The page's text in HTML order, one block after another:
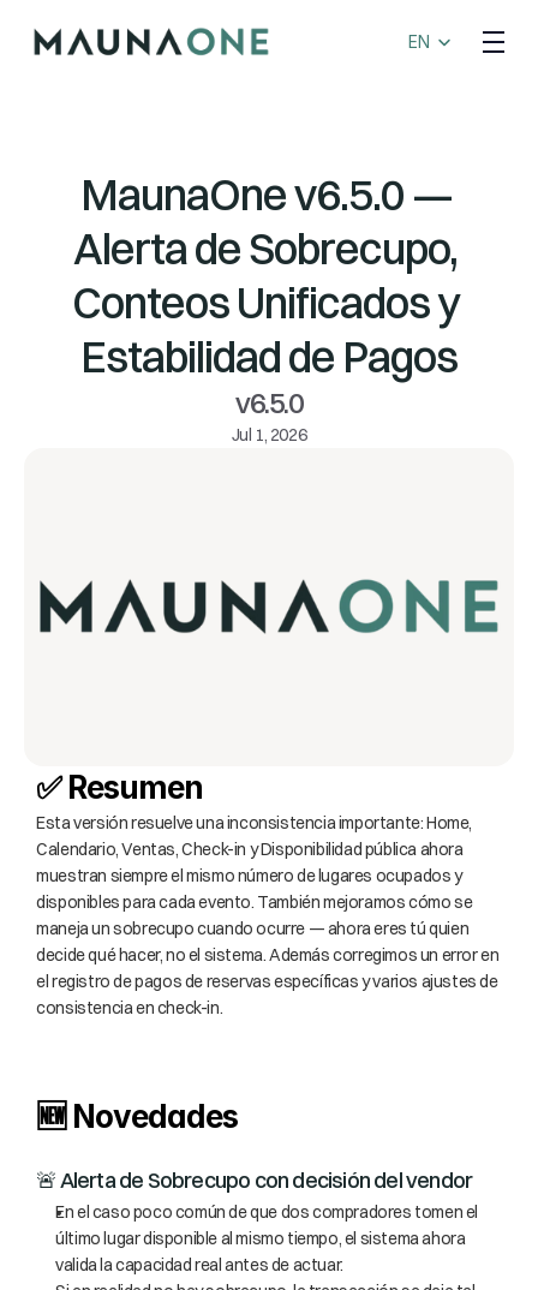
EN
MaunaOne v6.5.0 —
Alerta de Sobrecupo,
Conteos Unificados y
Estabilidad de Pagos
v6.5.0
Jul 1, 2026
✅ Resumen
Esta versión resuelve una inconsistencia importante: Home,
Calendario, Ventas, Check-in y Disponibilidad pública ahora
muestran siempre el mismo número de lugares ocupados y
disponibles para cada evento. También mejoramos cómo se
maneja un sobrecupo cuando ocurre — ahora eres tú quien
decide qué hacer, no el sistema. Además corregimos un error en
el registro de pagos de reservas específicas y varios ajustes de
consistencia en check-in.
🆕 Novedades
🚨 Alerta de Sobrecupo con decisión del vendor
En el caso poco común de que dos compradores tomen el
último lugar disponible al mismo tiempo, el sistema ahora
valida la capacidad real antes de actuar.